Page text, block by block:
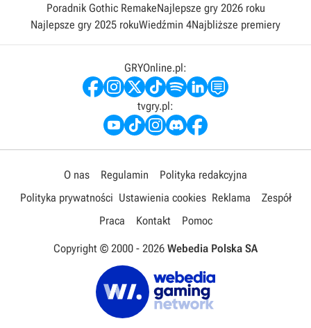
Poradnik Gothic RemakeNajlepsze gry 2026 roku
Najlepsze gry 2025 rokuWiedźmin 4Najbliższe premiery
GRYOnline.pl:
tvgry.pl:
O nas Regulamin
Polityka redakcyjna
Polityka prywatności Ustawienia cookies Reklama
Zespół
Praca
Kontakt Pomoc
Copyright © 2000 - 2026 Webedia Polska SA